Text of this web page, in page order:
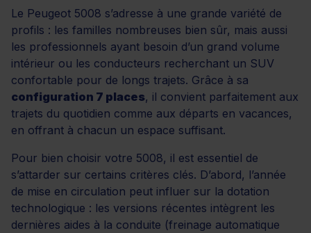
Le Peugeot 5008 s’adresse à une grande variété de
profils : les familles nombreuses bien sûr, mais aussi
les professionnels ayant besoin d’un grand volume
intérieur ou les conducteurs recherchant un SUV
confortable pour de longs trajets. Grâce à sa
configuration 7 places, il convient parfaitement aux
trajets du quotidien comme aux départs en vacances,
en offrant à chacun un espace suffisant.
Pour bien choisir votre 5008, il est essentiel de
s’attarder sur certains critères clés. D’abord, l’année
de mise en circulation peut influer sur la dotation
technologique : les versions récentes intègrent les
dernières aides à la conduite (freinage automatique